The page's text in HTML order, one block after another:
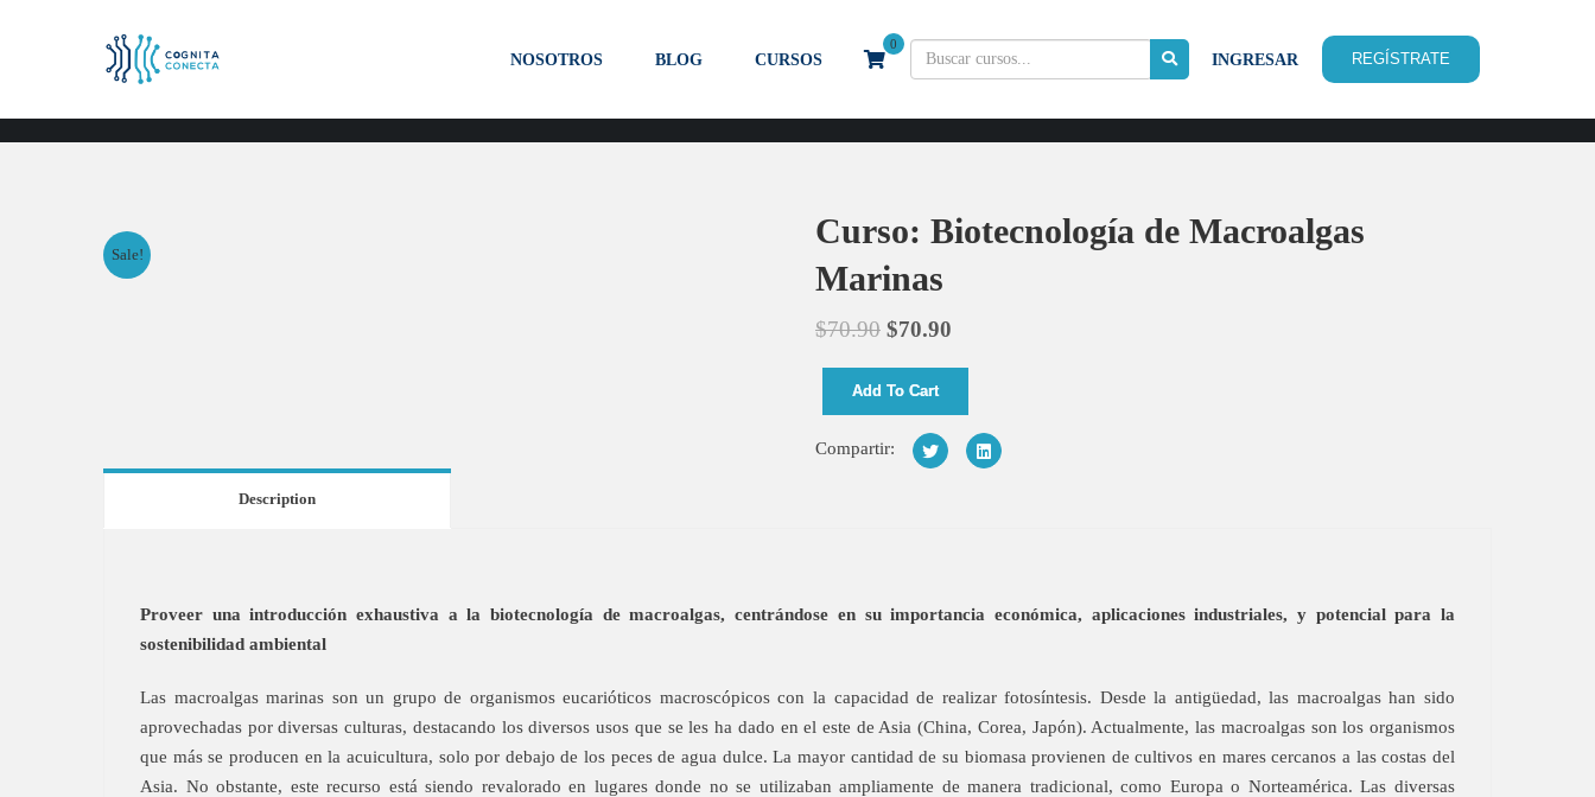
NOSOTROS BLOG CURSOS
0
INGRESAR REGÍSTRATE
Sale!
Curso: Biotecnología de Macroalgas
Marinas
$70.90 $70.90
Add To Cart
Compartir:
Description
Proveer una introducción exhaustiva a la biotecnología de macroalgas, centrándose en su importancia económica, aplicaciones industriales, y potencial para la
sostenibilidad ambiental
Las macroalgas marinas son un grupo de organismos eucarióticos macroscópicos con la capacidad de realizar fotosíntesis. Desde la antigüedad, las macroalgas han sido
aprovechadas por diversas culturas, destacando los diversos usos que se les ha dado en el este de Asia (China, Corea, Japón). Actualmente, las macroalgas son los organismos
que más se producen en la acuicultura, solo por debajo de los peces de agua dulce. La mayor cantidad de su biomasa provienen de cultivos en mares cercanos a las costas del
Asia. No obstante, este recurso está siendo revalorado en lugares donde no se utilizaban ampliamente de manera tradicional, como Europa o Norteamérica. Las diversas